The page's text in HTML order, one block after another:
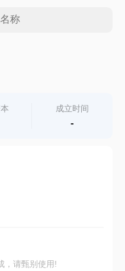
成立时间
-
，请甄别使用!